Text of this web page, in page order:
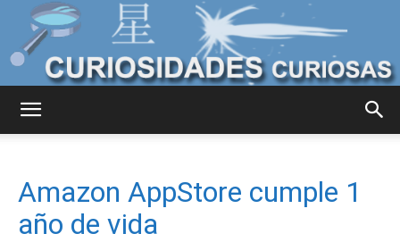
Curiosas
Amazon AppStore cumple 1
año de vida